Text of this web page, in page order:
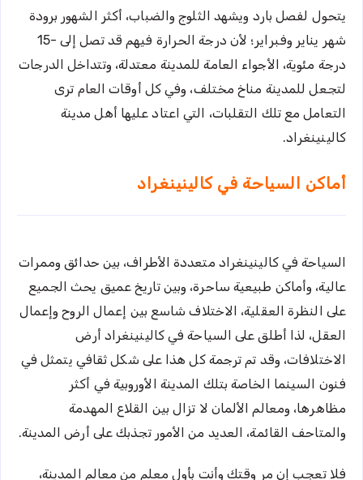
يتحول لفصل بارد ويشهد الثلوج والضباب، أكثر الشهور برودة
شهر يناير وفبراير؛ لأن درجة الحرارة فيهم قد تصل إلى -15
درجة مئوية، الأجواء العامة للمدينة معتدلة، وتتداخل الدرجات
لتجعل للمدينة مناخ مختلف، وفي كل أوقات العام ترى
التعامل مع تلك التقلبات، التي اعتاد عليها أهل مدينة
كالينينغراد.
أماكن السياحة في كالينينغراد
السياحة في كالينينغراد متعددة الأطراف، بين حدائق وممرات
عالية، وأماكن طبيعية ساحرة، وبين تاريخ عميق يحث الجميع
على النظرة العقلية، الاختلاف شاسع بين إعمال الروح وإعمال
العقل، لذا أطلق على السياحة في كالينينغراد أرض
الاختلافات، وقد تم ترجمة كل هذا على شكل ثقافي يتمثل في
فنون السينما الخاصة بتلك المدينة الأوروبية في أكثر
مظاهرها، ومعالم الألمان لا تزال بين القلاع المهدمة
والمتاحف القائمة، العديد من الأمور تجذبك على أرض المدينة.
فلا تعجب إن مر وقتك وأنت بأول معلم من معالم المدينة،